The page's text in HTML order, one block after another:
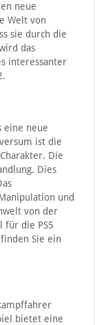
neue
Welt von
sie durch die
das
interessanter
eine neue
ist die
Die
Dies
und
von der
für die PS5
Sie ein
bietet eine